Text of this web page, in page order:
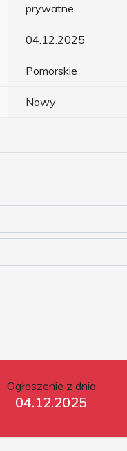
prywatne
04.12.2025
Pomorskie
Nowy
Ogłoszenie z dnia
04.12.2025